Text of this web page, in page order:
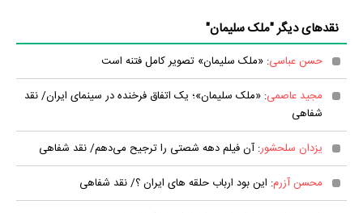
نقدهای دیگر "ملک سلیمان"
حسن عباسی: «ملک سلیمان» تصویر کامل فتنه است
مجید عاصمی: «ملک سلیمان»؛ یک اتفاق فرخنده در سینمای ایران/ نقد
شفاهی
یزدان سلحشور: آن فیلم دهه شصتی را ترجیح می‌دهم/ نقد شفاهی
محسن آزرم: این بود ارباب حلقه های ایران ؟/ نقد شفاهی